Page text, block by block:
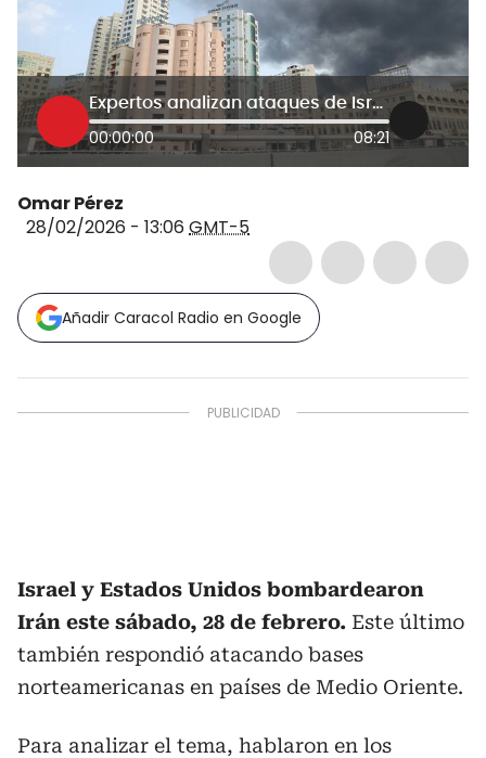
Expertos analizan ataques de Israel y EE.UU. a Irán: ¿Puede caer el régimen?
00:00:00 08:21
Omar Pérez
28/02/2026 - 13:06 GMT-5
Añadir Caracol Radio en Google
Israel y Estados Unidos bombardearon
Irán este sábado, 28 de febrero. Este último
también respondió atacando bases
norteamericanas en países de Medio Oriente.
Para analizar el tema, hablaron en los